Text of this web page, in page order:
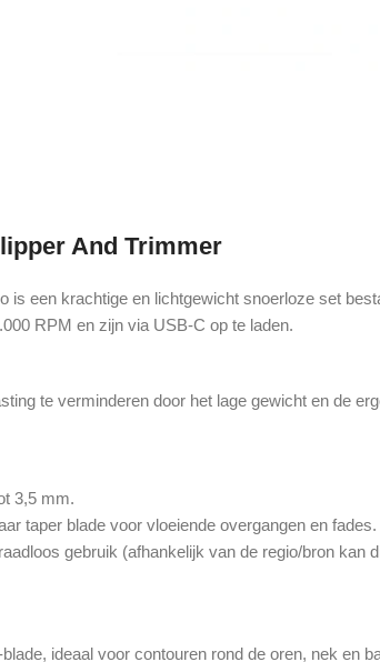
And Trimmer
is een krachtige en lichtgewicht snoerloze set
RPM en zijn via USB-C op te laden.
te verminderen door het lage gewicht en de
3,5 mm.
taper blade voor vloeiende overgangen en fades.
gebruik (afhankelijk van de regio/bron kan
ideaal voor contouren rond de oren, nek en